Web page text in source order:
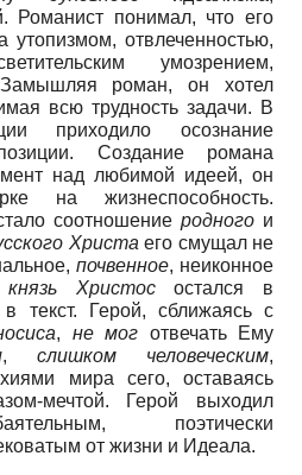
Романист понимал, что его
утопизмом, отвлеченностью,
умозрением,
роман, он хотел
всю трудность задачи. В
приходило осознание
Создание романа
над любимой идеей, он
на жизнеспособность.
соотношение родного и
Христа его смущал не
почвенное, неиконное
князь Христосостался в
текст. Герой, сближаясь с
, не мог отвечать Ему
, слишком человеческим,
мира сего, оставаясь
мечтой. Герой выходил
поэтически
от жизни и Идеала.